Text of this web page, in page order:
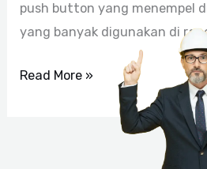
push button yang menempel
yang banyak digunakan di
Read More »